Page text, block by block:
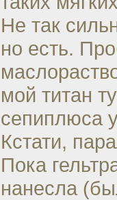
Не так
но есть.
мой титан
сепиплюса
Кстати,
Пока
нанесла